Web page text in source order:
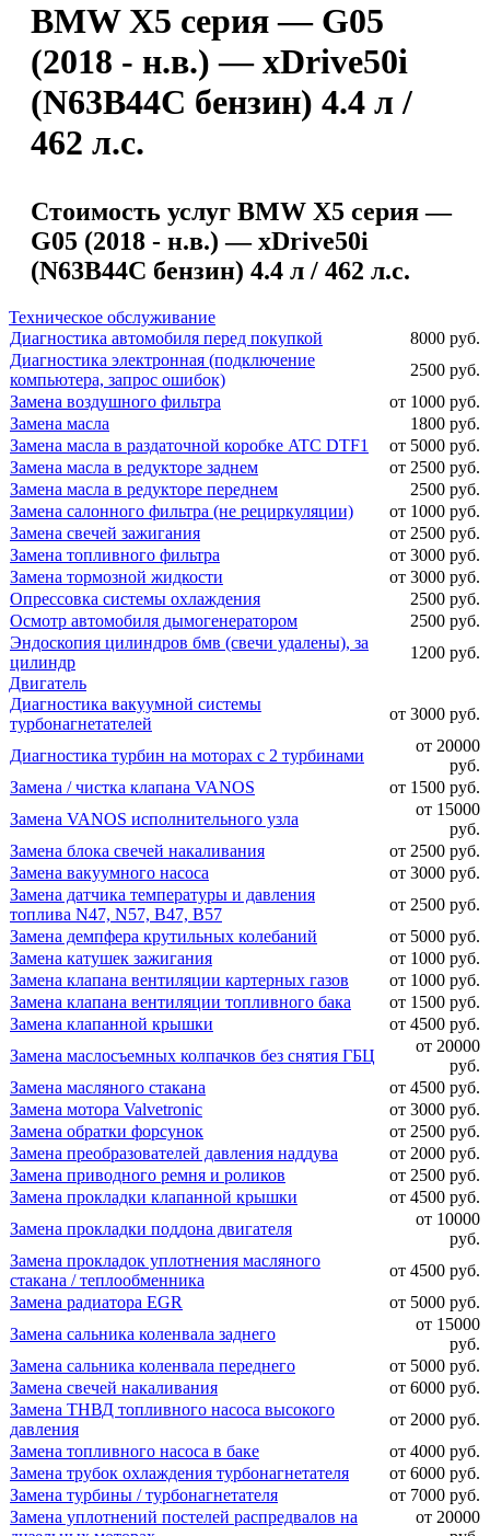
BMW X5 серия — G05
(2018 - н.в.) — xDrive50i
(N63B44C бензин) 4.4 л /
462 л.с.
Стоимость услуг BMW X5 серия —
G05 (2018 - н.в.) — xDrive50i
(N63B44C бензин) 4.4 л / 462 л.с.
Техническое обслуживание
Диагностика автомобиля перед покупкой
8000 руб.
Диагностика электронная (подключение
компьютера, запрос ошибок)
2500 руб.
Замена воздушного фильтра
от 1000 руб.
Замена масла
1800 руб.
Замена масла в раздаточной коробке ATC DTF1
от 5000 руб.
Замена масла в редукторе заднем
от 2500 руб.
Замена масла в редукторе переднем
2500 руб.
Замена салонного фильтра (не рециркуляции)
от 1000 руб.
Замена свечей зажигания
от 2500 руб.
Замена топливного фильтра
от 3000 руб.
Замена тормозной жидкости
от 3000 руб.
Опрессовка системы охлаждения
2500 руб.
Осмотр автомобиля дымогенератором
2500 руб.
Эндоскопия цилиндров бмв (свечи удалены), за
цилиндр
1200 руб.
Двигатель
Диагностика вакуумной системы
турбонагнетателей
от 3000 руб.
Диагностика турбин на моторах с 2 турбинами
от 20000
руб.
Замена / чистка клапана VANOS
от 1500 руб.
Замена VANOS исполнительного узла
от 15000
руб.
Замена блока свечей накаливания
от 2500 руб.
Замена вакуумного насоса
от 3000 руб.
Замена датчика температуры и давления
топлива N47, N57, B47, B57
от 2500 руб.
Замена демпфера крутильных колебаний
от 5000 руб.
Замена катушек зажигания
от 1000 руб.
Замена клапана вентиляции картерных газов
от 1000 руб.
Замена клапана вентиляции топливного бака
от 1500 руб.
Замена клапанной крышки
от 4500 руб.
Замена маслосъемных колпачков без снятия ГБЦ
от 20000
руб.
Замена масляного стакана
от 4500 руб.
Замена мотора Valvetronic
от 3000 руб.
Замена обратки форсунок
от 2500 руб.
Замена преобразователей давления наддува
от 2000 руб.
Замена приводного ремня и роликов
от 2500 руб.
Замена прокладки клапанной крышки
от 4500 руб.
Замена прокладки поддона двигателя
от 10000
руб.
Замена прокладок уплотнения масляного
стакана / теплообменника
от 4500 руб.
Замена радиатора EGR
от 5000 руб.
Замена сальника коленвала заднего
от 15000
руб.
Замена сальника коленвала переднего
от 5000 руб.
Замена свечей накаливания
от 6000 руб.
Замена ТНВД топливного насоса высокого
давления
от 2000 руб.
Замена топливного насоса в баке
от 4000 руб.
Замена трубок охлаждения турбонагнетателя
от 6000 руб.
Замена турбины / турбонагнетателя
от 7000 руб.
Замена уплотнений постелей распредвалов на
от 20000